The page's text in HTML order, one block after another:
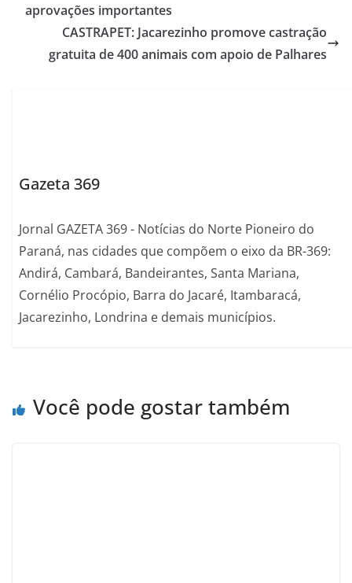
aprovações importantes
CASTRAPET: Jacarezinho promove castração
gratuita de 400 animais com apoio de Palhares
Gazeta 369
Jornal GAZETA 369 - Notícias do Norte Pioneiro do
Paraná, nas cidades que compõem o eixo da BR-369:
Andirá, Cambará, Bandeirantes, Santa Mariana,
Cornélio Procópio, Barra do Jacaré, Itambaracá,
Jacarezinho, Londrina e demais municípios.
Você pode gostar também